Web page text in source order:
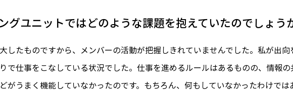
グユニットではどのような課題を抱えていたのでしょう
したものですから、メンバーの活動が把握しきれていませんでした。私が出
で仕事をこなしている状況でした。仕事を進めるルールはあるものの、情報
がうまく機能していなかったのです。もちろん、何もしていなかったわけで